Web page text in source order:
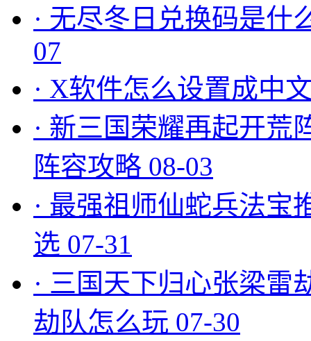
· 无尽冬日兑换码是什
07
· X软件怎么设置成中
· 新三国荣耀再起开荒
阵容攻略 08-03
· 最强祖师仙蛇兵法宝
选 07-31
· 三国天下归心张梁雷
劫队怎么玩 07-30